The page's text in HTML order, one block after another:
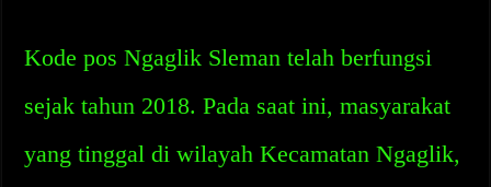
Kode pos Ngaglik Sleman telah berfungsi
sejak tahun 2018. Pada saat ini, masyarakat
yang tinggal di wilayah Kecamatan Ngaglik,